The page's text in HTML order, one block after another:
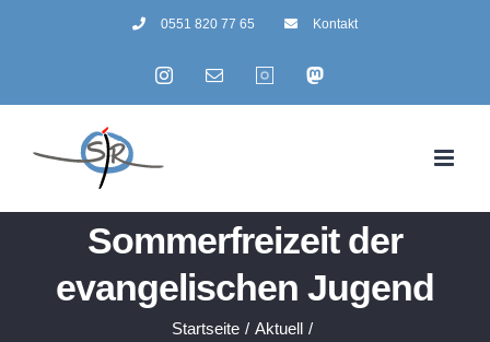
0551 820 77 65 Kontakt
Instagram
E-
SummertimeMastodon
Sommerfreizeit der
evangelischen Jugend
Startseite / Aktuell /